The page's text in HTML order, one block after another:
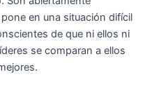
en una situación difícil
de que ni ellos ni
se comparan a ellos